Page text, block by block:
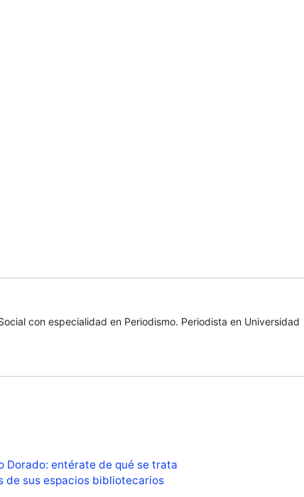
con especialidad en Periodismo. Periodista en Universidad
Dorado: entérate de qué se trata
de sus espacios bibliotecarios